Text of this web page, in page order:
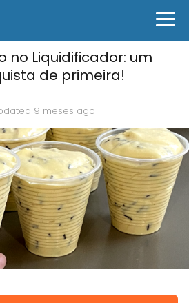
no Liquidificador: um
de primeira!
9 meses ago